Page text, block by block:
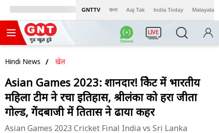
GNTTV বাংলা Aaj Tak India Today Malayalam
LIVE
Hindi News खेल
Asian Games 2023: शानदार! क्रिकेट में भारतीय
महिला टीम ने रचा इतिहास, श्रीलंका को हरा जीता
गोल्ड, गेंदबाजी में तितास ने ढाया कहर
Asian Games 2023 Cricket Final India vs Sri Lanka